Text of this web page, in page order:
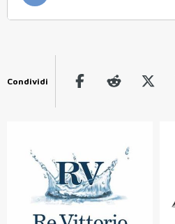
Condividi